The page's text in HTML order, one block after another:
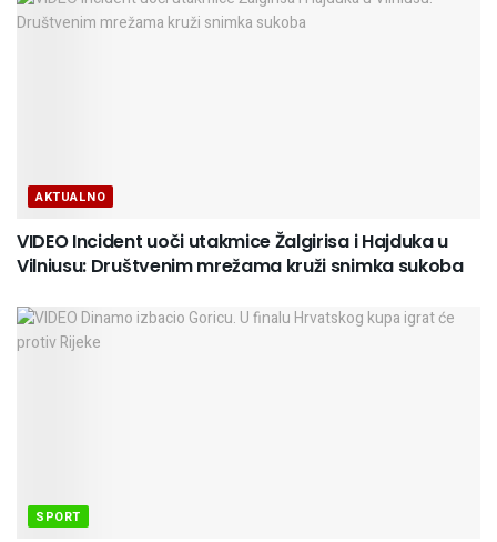
AKTUALNO
VIDEO Incident uoči utakmice Žalgirisa i Hajduka u
Vilniusu: Društvenim mrežama kruži snimka sukoba
SPORT